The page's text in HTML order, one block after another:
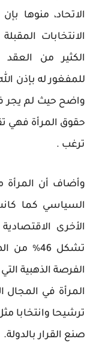
الاتحاد، منوها
الانتخابات
الكثير من العقد
للمفغور له بإذن
واضح حيث لم يجر
حقوق المرأة فهي
ترغب .
وأضاف أن المرأة
السياسي كما
الأخرى
تشكل 46%
الفرصة الذهبية
المرأة في المجال
ترشيحا وانتخابا
صنع القرار بالدولة.